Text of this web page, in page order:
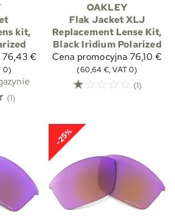
kit,
76,43 €
0)
(1)
OAKLEY
Flak Jacket XLJ
Replacement Lense Kit,
Black Iridium Polarized
Cena promocyjna 76,10 €
(60,64 €, VAT 0)
☆☆ ☆ ☆ ☆ (1)
-25%